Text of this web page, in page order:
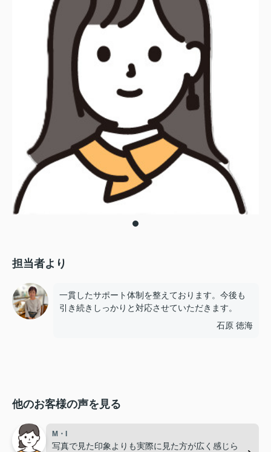
担当者より
一貫したサポート体制を整えております。今後も
引き続きしっかりと対応させていただきます。
石原 徳海
他のお客様の声を見る
M・I
写真で見た印象よりも実際に見た方が広く感じら